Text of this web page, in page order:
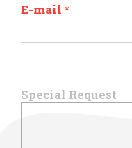
E-mail *
Special Request